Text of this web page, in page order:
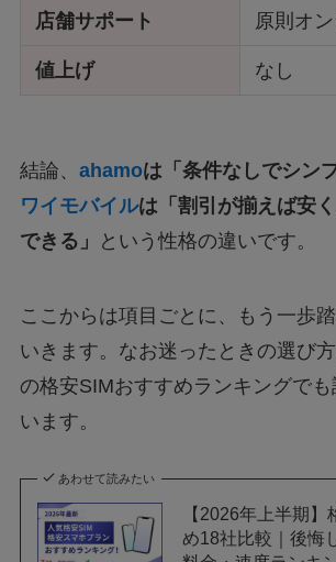
店舗サポート 原則オ
値上げ なし
結論、 ahamoは「条件なしでシン
ワイモバイルは「割引が揃えば安
できる」
という性格の違いです。
ここからは項目ごとに、もう一歩
いきます。なお迷ったときの選び
の格安SIMおすすめランキングで
います。
あわせて読みたい
【2026年上半期
め18社比較｜後悔